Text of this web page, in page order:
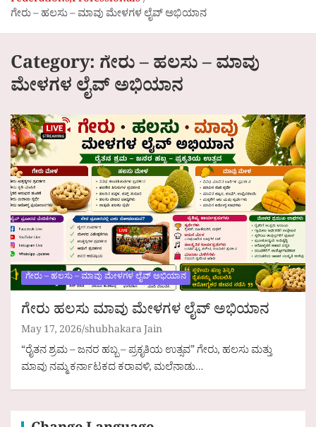
ಗೇರು – ಹಲಸು – ಮಾವು ಮೇಳಗಳ ಲೈವ್ ಅಭಿಯಾನ
Category: ಗೇರು – ಹಲಸು – ಮಾವು
ಮೇಳಗಳ ಲೈವ್ ಅಭಿಯಾನ
ಗೇರು – ಹಲಸು – ಮಾವು ಮೇಳಗಳ ಲೈವ್ ಅಭಿಯಾನ
ಗೇರು ಹಲಸು ಮಾವು ಮೇಳಗಳ ಲೈವ್ ಅಭಿಯಾನ
May 17, 2026 shubhakara Jain
“ರೈತನ ಶ್ರಮ – ಜನರ ಹಬ್ಬ – ಪ್ರಕೃತಿಯ ಉತ್ಸವ” ಗೇರು, ಹಲಸು ಮತ್ತು
ಮಾವು ನಮ್ಮ ಕರ್ನಾಟಕದ ಕರಾವಳಿ, ಮಲೆನಾಡು…